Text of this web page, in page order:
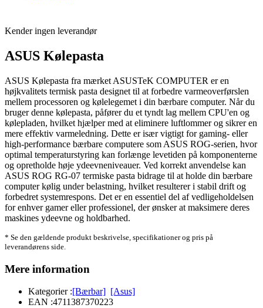
Kender ingen leverandør
ASUS Kølepasta
ASUS Kølepasta fra mærket ASUSTeK COMPUTER er en
højkvalitets termisk pasta designet til at forbedre varmeoverførslen
mellem processoren og kølelegemet i din bærbare computer. Når du
bruger denne kølepasta, påfører du et tyndt lag mellem CPU'en og
kølepladen, hvilket hjælper med at eliminere luftlommer og sikrer en
mere effektiv varmeledning. Dette er især vigtigt for gaming- eller
high-performance bærbare computere som ASUS ROG-serien, hvor
optimal temperaturstyring kan forlænge levetiden på komponenterne
og opretholde høje ydeevneniveauer. Ved korrekt anvendelse kan
ASUS ROG RG-07 termiske pasta bidrage til at holde din bærbare
computer kølig under belastning, hvilket resulterer i stabil drift og
forbedret systemrespons. Det er en essentiel del af vedligeholdelsen
for enhver gamer eller professionel, der ønsker at maksimere deres
maskines ydeevne og holdbarhed.
* Se den gældende produkt beskrivelse, specifikationer og pris på
leverandørens side.
Mere information
Kategorier :[Bærbar] [Asus]
EAN :4711387370223